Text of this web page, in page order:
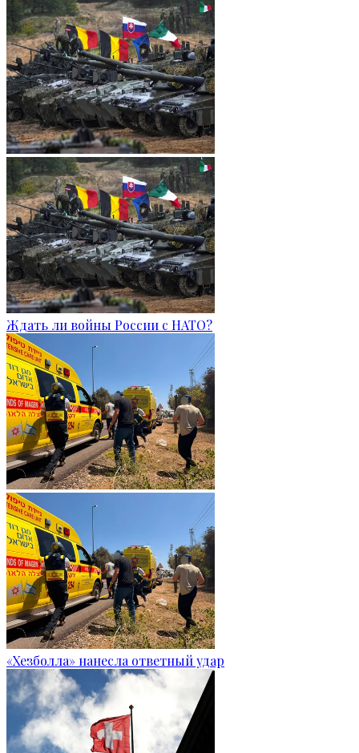
Ждать ли войны России с НАТО?
«Хезболла» нанесла ответный удар